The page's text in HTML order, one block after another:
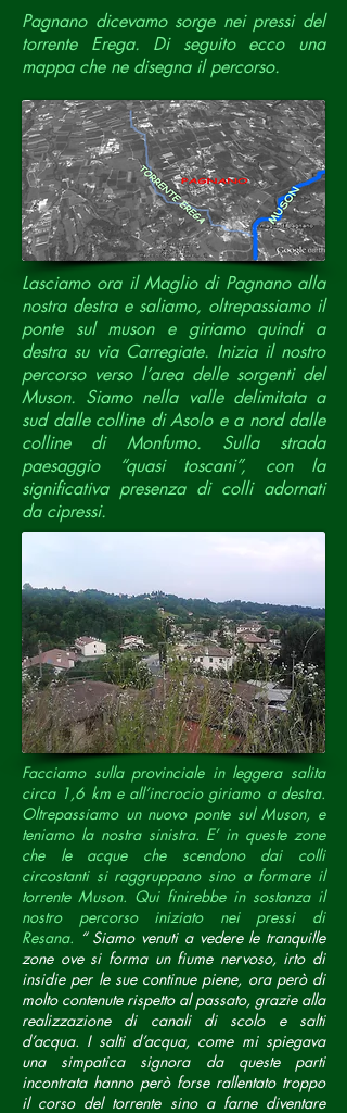
Pagnano dicevamo sorge nei pressi del
torrente Erega. Di seguito ecco una
mappa che ne disegna il percorso.
Lasciamo ora il Maglio di Pagnano alla
nostra destra e saliamo, oltrepassiamo il
ponte sul muson e giriamo quindi a
destra su via Carregiate. Inizia il nostro
percorso verso l’area delle sorgenti del
Muson. Siamo nella valle delimitata a
sud dalle colline di Asolo e a nord dalle
colline di Monfumo. Sulla strada
paesaggio “quasi toscani”, con la
significativa presenza di colli adornati
da cipressi.
Facciamo sulla provinciale in leggera salita
circa 1,6 km e all’incrocio giriamo a destra.
Oltrepassiamo un nuovo ponte sul Muson, e
teniamo la nostra sinistra. E’ in queste zone
che le acque che scendono dai colli
circostanti si raggruppano sino a formare il
torrente Muson. Qui finirebbe in sostanza il
nostro percorso iniziato nei pressi di
Resana. “ Siamo venuti a vedere le tranquille
zone ove si forma un fiume nervoso, irto di
insidie per le sue continue piene, ora però di
molto contenute rispetto al passato, grazie alla
realizzazione di canali di scolo e salti
d’acqua. I salti d’acqua, come mi spiegava
una simpatica signora da queste parti
incontrata hanno però forse rallentato troppo
il corso del torrente sino a farne diventare